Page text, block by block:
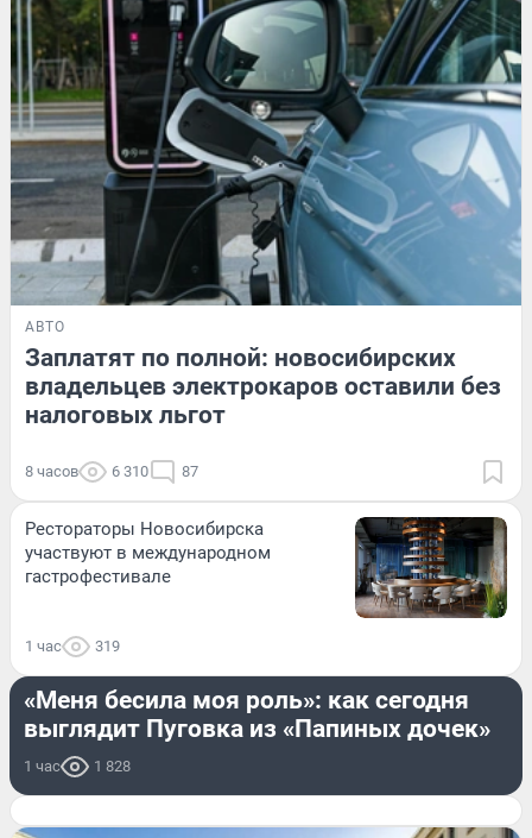
АВТО
Заплатят по полной: новосибирских
владельцев электрокаров оставили без
налоговых льгот
8 часов 6 310 87
Рестораторы Новосибирска
участвуют в международном
гастрофестивале
1 час 319
РАЗВЛЕЧЕНИЯ
«Меня бесила моя роль»: как сегодня
выглядит Пуговка из «Папиных дочек»
1 час 1 828